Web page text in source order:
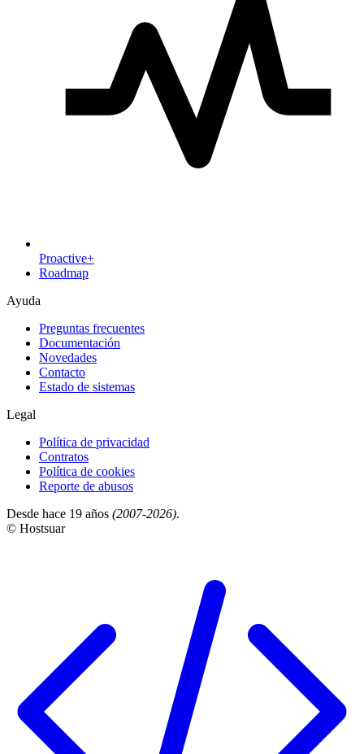
Proactive+
Roadmap
Ayuda
Preguntas frecuentes
Documentación
Novedades
Contacto
Estado de sistemas
Legal
Política de privacidad
Contratos
Política de cookies
Reporte de abusos
Desde hace 19 años (2007-2026).
© Hostsuar